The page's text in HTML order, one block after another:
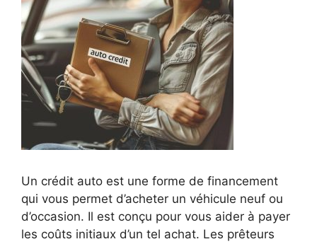
Un crédit auto est une forme de financement
qui vous permet d’acheter un véhicule neuf ou
d’occasion. Il est conçu pour vous aider à payer
les coûts initiaux d’un tel achat. Les prêteurs